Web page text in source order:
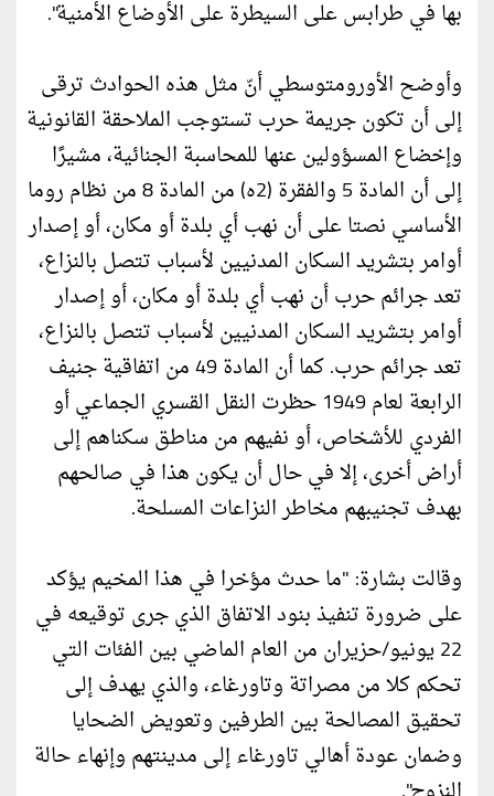
بها في طرابس على السيطرة على الأوضاع الأمنية".
وأوضح الأورومتوسطي أنّ مثل هذه الحوادث ترقى
إلى أن تكون جريمة حرب تستوجب الملاحقة القانونية
وإخضاع المسؤولين عنها للمحاسبة الجنائية، مشيرًا
إلى أن المادة 5 والفقرة (2ه) من المادة 8 من نظام روما
الأساسي نصتا على أن نهب أي بلدة أو مكان، أو إصدار
أوامر بتشريد السكان المدنيين لأسباب تتصل بالنزاع،
تعد جرائم حرب أن نهب أي بلدة أو مكان، أو إصدار
أوامر بتشريد السكان المدنيين لأسباب تتصل بالنزاع،
تعد جرائم حرب. كما أن المادة 49 من اتفاقية جنيف
الرابعة لعام 1949 حظرت النقل القسري الجماعي أو
الفردي للأشخاص، أو نفيهم من مناطق سكناهم إلى
أراض أخرى، إلا في حال أن يكون هذا في صالحهم
بهدف تجنيبهم مخاطر النزاعات المسلحة.
وقالت بشارة: "ما حدث مؤخرا في هذا المخيم يؤكد
على ضرورة تنفيذ بنود الاتفاق الذي جرى توقيعه في
22 يونيو/حزيران من العام الماضي بين الفئات التي
تحكم كلا من مصراتة وتاورغاء، والذي يهدف إلى
تحقيق المصالحة بين الطرفين وتعويض الضحايا
وضمان عودة أهالي تاورغاء إلى مدينتهم وإنهاء حالة